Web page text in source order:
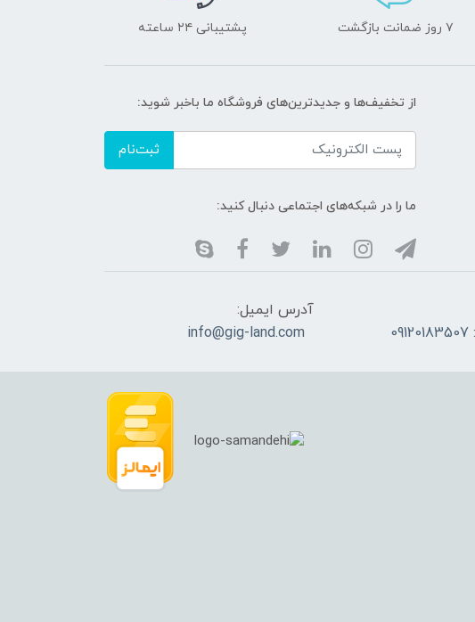
۷ روز ضمانت بازگشت پشتیبانی ۲۴ ساعته
از تخفیف‌ها و جدیدترین‌های فروشگاه ما باخبر شوید:
ثبت‌نام
ما را در شبکه‌های اجتماعی دنبال کنید:
آدرس ایمیل:
info@gig-land.com